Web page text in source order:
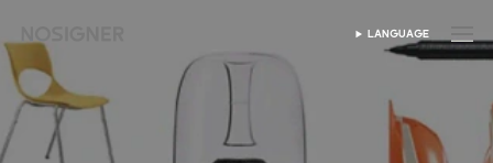
SELECT LANGUAGE
LANGUAGE